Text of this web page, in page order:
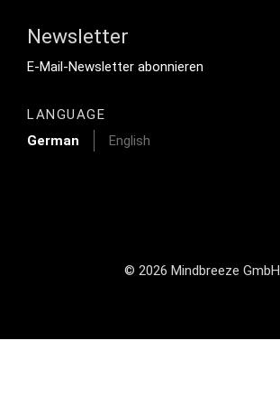
Newsletter
Footer Tertiary
E-Mail-Newsletter abonnieren
LANGUAGE
German
English
© 2026 Mindbreeze GmbH